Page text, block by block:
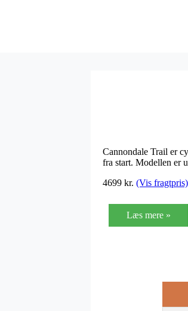
Cannondale Trail er
fra start. Modellen er
4699 kr. (Vis fragtpris)
Læs mere »